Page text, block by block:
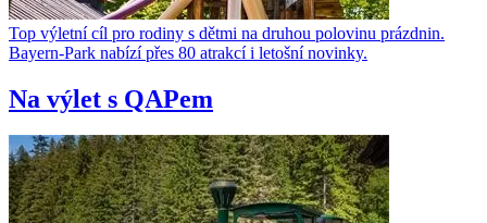
Top výletní cíl pro rodiny s dětmi na druhou polovinu prázdnin.
Bayern-Park nabízí přes 80 atrakcí i letošní novinky.
Na výlet s QAPem